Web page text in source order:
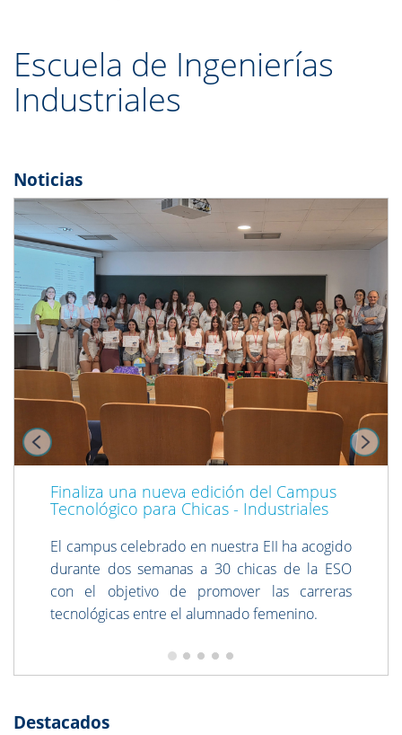
Escuela de Ingenierías
Industriales
Noticias
Finaliza una nueva edición del Campus
Tecnológico para Chicas - Industriales
El campus celebrado en nuestra EII ha acogido
durante dos semanas a 30 chicas de la ESO
con el objetivo de promover las carreras
tecnológicas entre el alumnado femenino.
Previous
Destacados